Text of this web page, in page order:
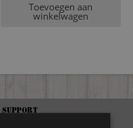
Toevoegen aan
winkelwagen
Support